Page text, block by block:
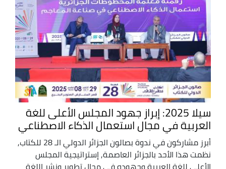
سيلا 2025: إبراز جهود المجلس الأعلى للغة
العربية في مجال استعمال الذكاء الاصطناعي
أبرز مشاركون في ندوة بصالون الجزائر الدولي الـ 28 للكتاب,
نظمت هذا الأحد بالجزائر العاصمة, إستراتيجية المجلس